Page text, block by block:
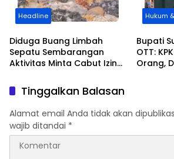
Headline
Diduga Buang Limbah
Sepatu Sembarangan
Aktivitas Minta Cabut Izin
Hukum
​Bupati
OTT:
Orang,
Tinggalkan Balasan
Alamat email Anda tidak akan
wajib ditandai *